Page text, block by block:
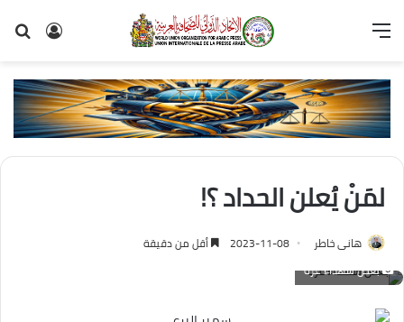
تسجيل
القائمة
لمَنْ يُعلن الحداد ؟!
هانى خاطر 2023-11-08 أقل من دقيقة
بعض شهداء غزة